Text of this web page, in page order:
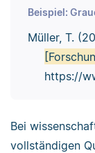
Beispiel:
Müller, T.
https://
Bei
vollständigen